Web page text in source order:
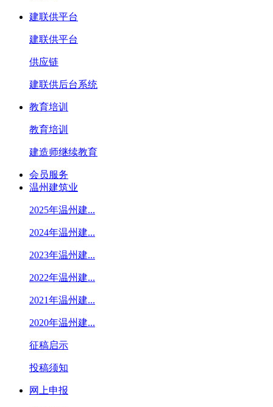
建联供平台
建联供平台
供应链
建联供后台系统
教育培训
教育培训
建造师继续教育
会员服务
温州建筑业
2025年温州建...
2024年温州建...
2023年温州建...
2022年温州建...
2021年温州建...
2020年温州建...
征稿启示
投稿须知
网上申报